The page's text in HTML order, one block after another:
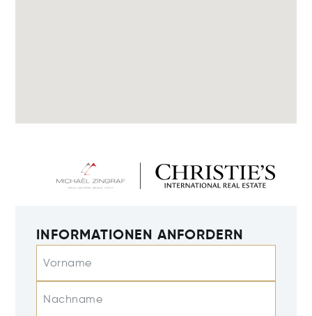
INFORMATIONEN ANFORDERN
Vorname
Nachname